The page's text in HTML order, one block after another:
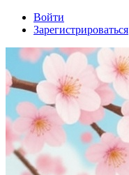
Войти
Зарегистрироваться